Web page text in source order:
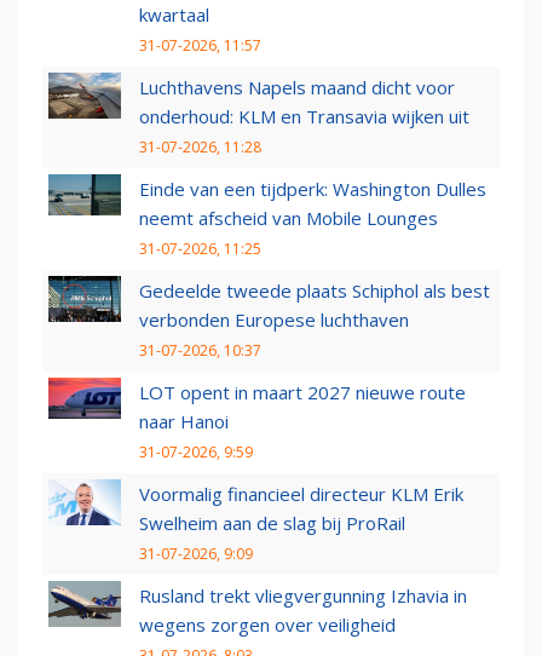
kwartaal
31-07-2026, 11:57
Luchthavens Napels maand dicht voor
onderhoud: KLM en Transavia wijken uit
31-07-2026, 11:28
Einde van een tijdperk: Washington Dulles
neemt afscheid van Mobile Lounges
31-07-2026, 11:25
Gedeelde tweede plaats Schiphol als best
verbonden Europese luchthaven
31-07-2026, 10:37
LOT opent in maart 2027 nieuwe route
naar Hanoi
31-07-2026, 9:59
Voormalig financieel directeur KLM Erik
Swelheim aan de slag bij ProRail
31-07-2026, 9:09
Rusland trekt vliegvergunning Izhavia in
wegens zorgen over veiligheid